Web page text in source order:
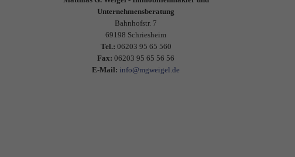
Unternehmensberatung
Bahnhofstr. 7
69198 Schriesheim
Tel.: 06203 95 65 560
Fax: 06203 95 65 56 56
E-Mail: info@mgweigel.de